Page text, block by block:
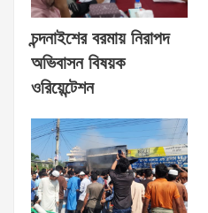
চন্দনাইশের বরমায় নিরাপদ
অভিবাসন বিষয়ক
ওরিয়েন্টেশন